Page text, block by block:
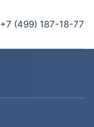
+7 (499) 187-18-77